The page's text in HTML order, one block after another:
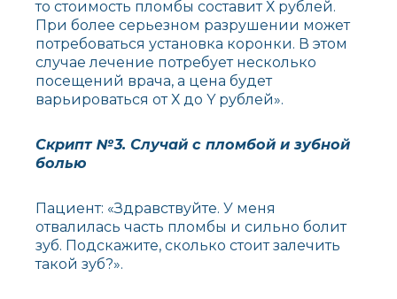
то стоимость пломбы составит Х рублей.
При более серьезном разрушении может
потребоваться установка коронки. В этом
случае лечение потребует несколько
посещений врача, а цена будет
варьироваться от Х до Y рублей».
Скрипт №3. Случай с пломбой и зубной
болью
Пациент: «Здравствуйте. У меня
отвалилась часть пломбы и сильно болит
зуб. Подскажите, сколько стоит залечить
такой зуб?».